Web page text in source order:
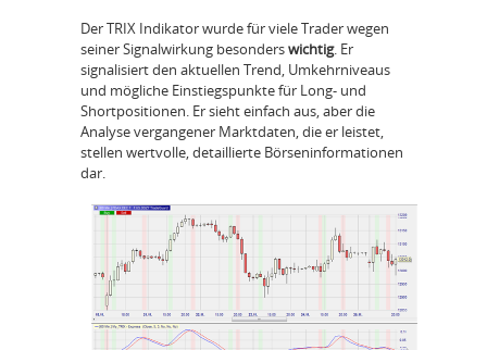
Der TRIX Indikator wurde für viele Trader wegen
seiner Signalwirkung besonderswichtig. Er
signalisiert den aktuellen Trend, Umkehrniveaus
und mögliche Einstiegspunkte für Long- und
Shortpositionen. Er sieht einfach aus, aber die
Analyse vergangener Marktdaten, die er leistet,
stellen wertvolle, detaillierte Börseninformationen
dar.